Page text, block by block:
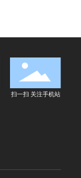
扫一扫 关注手机站